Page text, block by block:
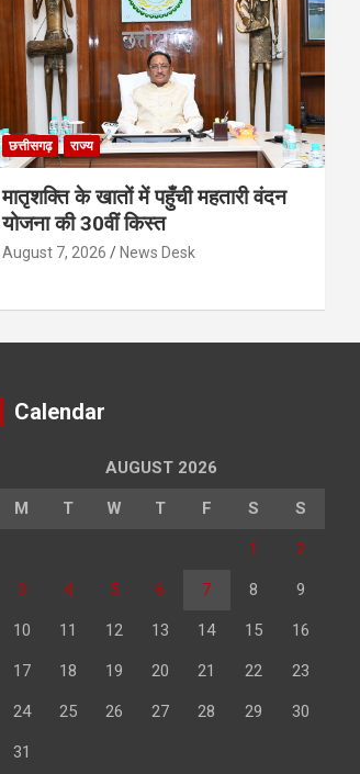
छत्तीसगढ़ राज्य
मातृशक्ति के खातों में पहुँची महतारी वंदन
योजना की 30वीं किस्त
August 7, 2026 News Desk
Calendar
AUGUST 2026
M T W T F S S
1 2
3 4 5 6 7 8 9
10 11 12 13 14 15 16
17 18 19 20 21 22 23
24 25 26 27 28 29 30
31